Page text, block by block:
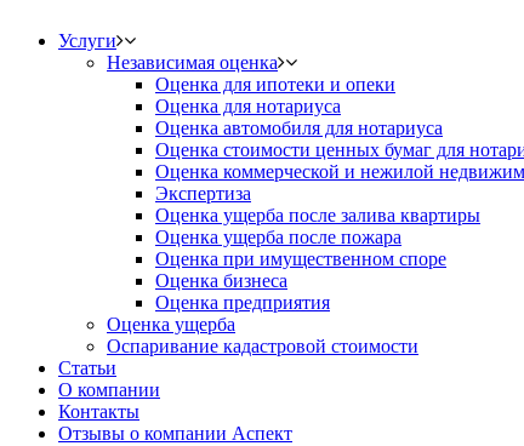
Услуги
Независимая оценка
Оценка для ипотеки и опеки
Оценка для нотариуса
Оценка автомобиля для нотариуса
Оценка стоимости ценных бумаг для
Оценка коммерческой и нежилой
Экспертиза
Оценка ущерба после залива квартиры
Оценка ущерба после пожара
Оценка при имущественном споре
Оценка бизнеса
Оценка предприятия
Оценка ущерба
Оспаривание кадастровой стоимости
Статьи
О компании
Контакты
Отзывы о компании Аспект